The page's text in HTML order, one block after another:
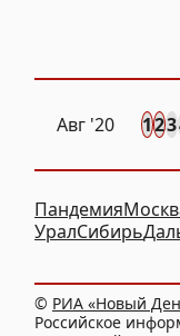
Авг '20 123
Пандемия
УралСибирь
© РИА «Новый
Российское